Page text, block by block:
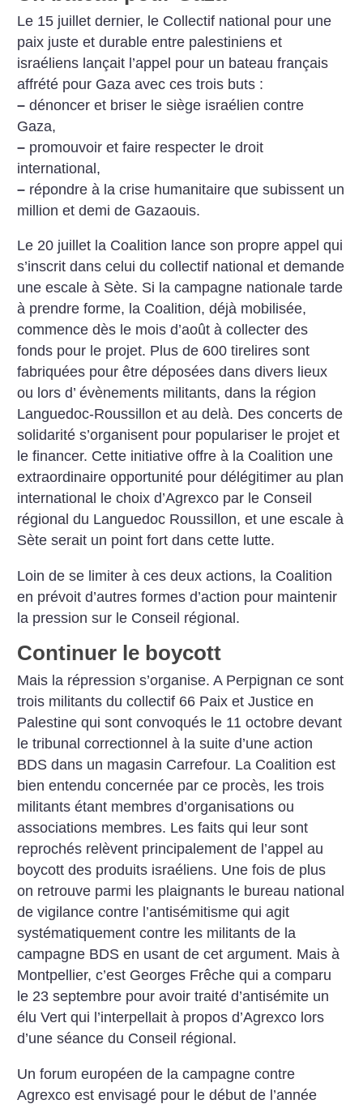
Le 15 juillet dernier, le Collectif national pour une
paix juste et durable entre palestiniens et
israéliens lançait l’appel pour un bateau français
affrété pour Gaza avec ces trois buts :
– dénoncer et briser le siège israélien contre
Gaza,
– promouvoir et faire respecter le droit
international,
– répondre à la crise humanitaire que subissent un
million et demi de Gazaouis.
Le 20 juillet la Coalition lance son propre appel qui
s’inscrit dans celui du collectif national et demande
une escale à Sète. Si la campagne nationale tarde
à prendre forme, la Coalition, déjà mobilisée,
commence dès le mois d’août à collecter des
fonds pour le projet. Plus de 600 tirelires sont
fabriquées pour être déposées dans divers lieux
ou lors d’ évènements militants, dans la région
Languedoc-Roussillon et au delà. Des concerts de
solidarité s’organisent pour populariser le projet et
le financer. Cette initiative offre à la Coalition une
extraordinaire opportunité pour délégitimer au plan
international le choixd’Agrexco par le Conseil
régional du Languedoc Roussillon, et une escale à
Sète serait un point fort dans cette lutte.
Loin de se limiter à ces deux actions, la Coalition
en prévoit d’autres formes d’action pour maintenir
la pression sur le Conseil régional.
Continuer le boycott
Mais la répression s’organise. A Perpignan ce sont
trois militants du collectif 66 Paix et Justice en
Palestine qui sont convoqués le 11 octobre devant
le tribunal correctionnel à la suite d’une action
BDS dans un magasin Carrefour. La Coalition est
bien entendu concernée par ce procès, les trois
militants étant membres d’organisations ou
associations membres. Les faits qui leur sont
reprochés relèvent principalement de l’appel au
boycott des produits israéliens. Une fois de plus
on retrouve parmi les plaignants le bureau national
de vigilance contre l’antisémitisme qui agit
systématiquement contre les militants de la
campagne BDS en usant de cet argument. Mais à
Montpellier, c’est Georges Frêche qui a comparu
le 23 septembre pour avoir traité d’antisémite un
élu Vert qui l’interpellait à propos d’Agrexco lors
d’une séance du Conseil régional.
Un forum européen de la campagne contre
Agrexco est envisagé pour le début de l’année